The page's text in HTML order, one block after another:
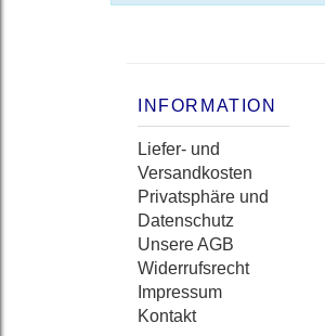
INFORMATION
Liefer- und
Versandkosten
Privatsphäre und
Datenschutz
Unsere AGB
Widerrufsrecht
Impressum
Kontakt